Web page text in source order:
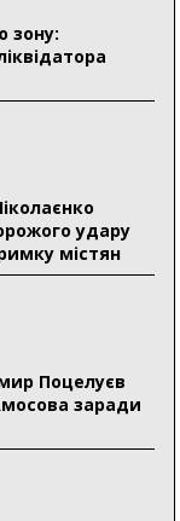
фонд
на зиму
у
Героїв
сфері України
зону:
удару
містян
Поцелуєв
заради